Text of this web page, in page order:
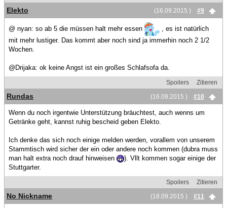
(16.09.2015 ) #9
Elekto
@ nyan: so ab 5 die müssen halt mehr essen
, es ist natürlich
mit mehr lustiger. Das kommt aber noch sind ja immerhin noch 2 1/2
Wochen.
@Drijaka: ok keine Angst ist ein großes Schlafsofa da.
Spoilers
Zitieren
(16.09.2015 )
#10
Rundas
Wenn du noch irgentwie Unterstützung bräuchtest, auch wenns um
Getränke geht, kannst ruhig bescheid geben Elekto.
Ich denke das sich noch einige melden werden, vorallem von unserem
Stammtisch wird sicher der ein oder andere noch kommen (dubra muss
man halt extra noch drauf hinweisen
). Vllt kommen sogar einige der
Stuttgarter.
Spoilers
Zitieren
(18.09.2015 )
#11
No Nickname